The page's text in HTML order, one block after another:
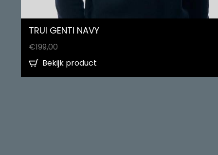
TRUI GENTI NAVY
€199,00
Bekijk product